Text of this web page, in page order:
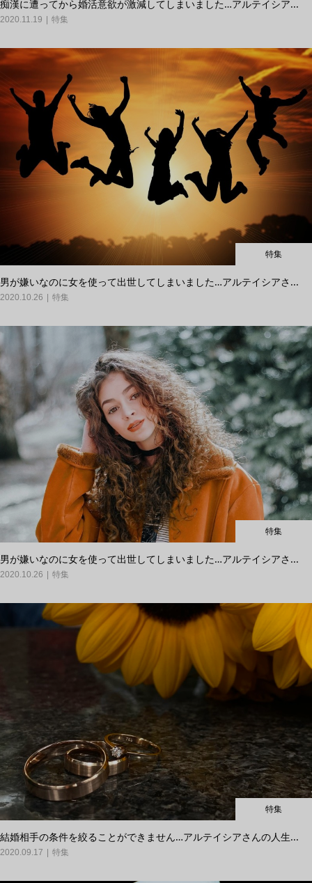
痴漢に遭ってから婚活意欲が激減してしまいました…アルテイシア...
2020.11.19 特集
特集
男が嫌いなのに女を使って出世してしまいました…アルテイシアさ...
2020.10.26 特集
特集
男が嫌いなのに女を使って出世してしまいました…アルテイシアさ...
2020.10.26 特集
特集
結婚相手の条件を絞ることができません…アルテイシアさんの人生...
2020.09.17 特集